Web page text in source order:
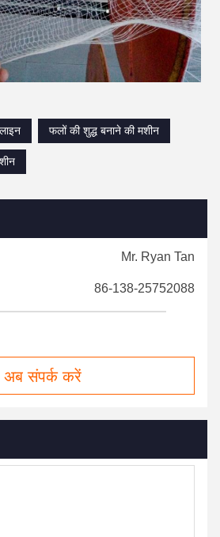
फलों की शुद्ध बनाने की मशीन
Mr. Ryan Tan
86-138-25752088
अब संपर्क करें